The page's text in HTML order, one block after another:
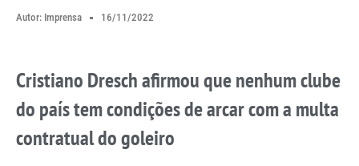
Autor: Imprensa 16/11/2022
Cristiano Dresch afirmou que nenhum clube
do país tem condições de arcar com a multa
contratual do goleiro